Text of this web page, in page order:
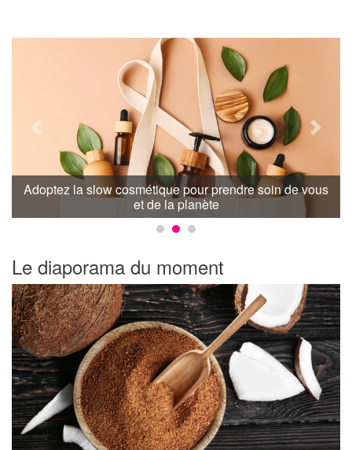
Au printemps, détoxifiez votre organisme !
Previous Next
Le diaporama du moment